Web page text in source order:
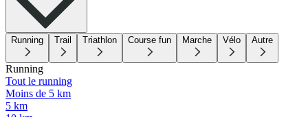
Running Trail Triathlon Course fun Marche Vélo Autre
Running
Tout le running
Moins de 5 km
5 km